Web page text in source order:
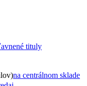
tituly
na centrálnom sklade